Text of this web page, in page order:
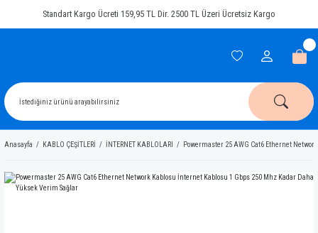
Standart Kargo Ücreti 159,95 TL Dir. 2500 TL Üzeri Ücretsiz Kargo
Anasayfa KABLO ÇEŞİTLERİ İNTERNET KABLOLARI Powermaster 25 AWG Cat6 Ethernet